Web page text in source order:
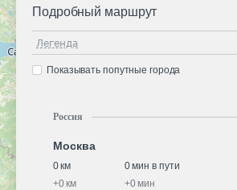
Подробный маршрут
Легенда
Показывать попутные города
Россия
Москва
0 км
0 мин в пути
+0 км +0 мин